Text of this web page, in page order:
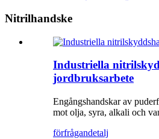
Nitrilhandske
Industriella
jordbruksarbete
Engångshandskar av
mot olja, syra, alkali och
förfrågandetalj